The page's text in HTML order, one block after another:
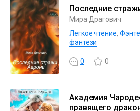
Последние
Мира Драгович
Легкое чтение,
фэнтези
0 0
Академия
правящего